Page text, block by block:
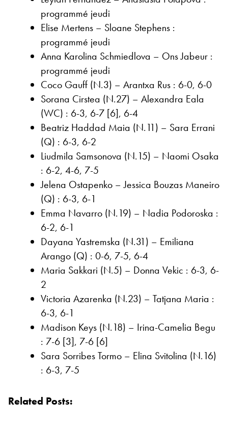
programmé jeudi
Elise Mertens – Sloane Stephens :
programmé jeudi
Anna Karolina Schmiedlova – Ons Jabeur :
programmé jeudi
Coco Gauff (N.3) – Arantxa Rus : 6-0, 6-0
Sorana Cirstea (N.27) – Alexandra Eala
(WC) : 6-3, 6-7 [6], 6-4
Beatriz Haddad Maia (N.11) – Sara Errani
(Q) : 6-3, 6-2
Liudmila Samsonova (N.15) – Naomi Osaka
: 6-2, 4-6, 7-5
Jelena Ostapenko – Jessica Bouzas Maneiro
(Q) : 6-3, 6-1
Emma Navarro (N.19) – Nadia Podoroska :
6-2, 6-1
Dayana Yastremska (N.31) – Emiliana
Arango (Q) : 0-6, 7-5, 6-4
Maria Sakkari (N.5) – Donna Vekic : 6-3, 6-
2
Victoria Azarenka (N.23) – Tatjana Maria :
6-3, 6-1
Madison Keys (N.18) – Irina-Camelia Begu
: 7-6 [3], 7-6 [6]
Sara Sorribes Tormo – Elina Svitolina (N.16)
: 6-3, 7-5
Related Posts: